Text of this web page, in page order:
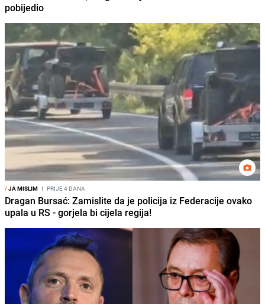
pobijedio
/JA MISLIM I PRIJE 4 DANA
Dragan Bursać: Zamislite da je policija iz Federacije ovako
upala u RS - gorjela bi cijela regija!